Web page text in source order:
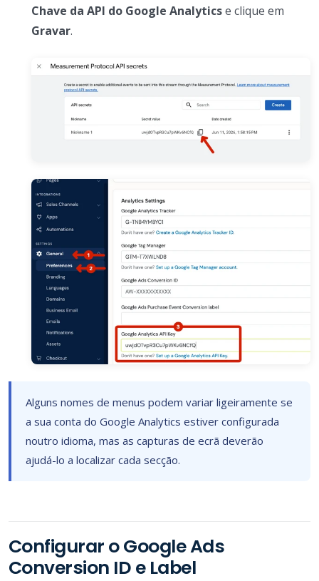
Chave da API do Google Analyticse clique em
Gravar.
Alguns nomes de menus podem variar ligeiramente se
a sua conta do Google Analytics estiver configurada
noutro idioma, mas as capturas de ecrã deverão
ajudá-lo a localizar cada secção.
Configurar o Google Ads
Conversion ID e Label